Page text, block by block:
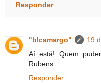
Responder
"blcamargo"
19
Aí está! Quem
Rubens.
Responder